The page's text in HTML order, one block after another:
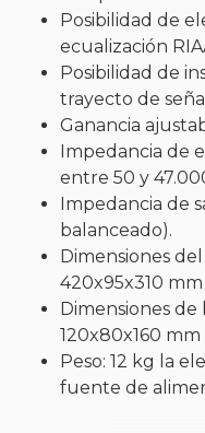
Posibilidad de
ecualización
Posibilidad de
trayecto de
Ganancia
Impedancia de
entre 50 y
Impedancia de
balanceado).
Dimensiones
420x95x310 mm
Dimensiones
120x80x160 mm
Peso: 12 kg la
fuente de